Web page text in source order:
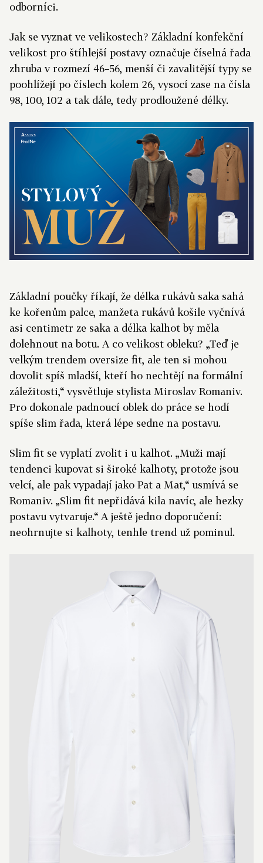
odborníci.
Jak se vyznat ve velikostech? Základní konfekční
velikost pro štíhlejší postavy označuje číselná řada
zhruba v rozmezí 46–56, menší či zavalitější typy se
poohlížejí po číslech kolem 26, vysocí zase na čísla
98, 100, 102 a tak dále, tedy prodloužené délky.
Základní poučky říkají, že délka rukávů saka sahá
ke kořenům palce, manžeta rukávů košile vyčnívá
asi centimetr ze saka a délka kalhot by měla
dolehnout na botu. A co velikost obleku? „Teď je
velkým trendem oversize fit, ale ten si mohou
dovolit spíš mladší, kteří ho nechtějí na formální
záležitosti,“ vysvětluje stylista Miroslav Romaniv.
Pro dokonale padnoucí oblek do práce se hodí
spíše slim řada, která lépe sedne na postavu.
Slim fit se vyplatí zvolit i u kalhot. „Muži mají
tendenci kupovat si široké kalhoty, protože jsou
velcí, ale pak vypadají jako Pat a Mat,“ usmívá se
Romaniv. „Slim fit nepřidává kila navíc, ale hezky
postavu vytvaruje.“ A ještě jedno doporučení:
neohrnujte si kalhoty, tenhle trend už pominul.